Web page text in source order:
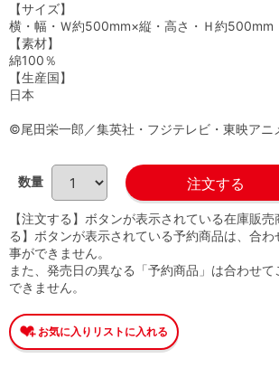
【サイズ】
横・幅・Ｗ約500mm×縦・高さ・Ｈ約500mm
【素材】
綿100％
【生産国】
日本
©尾田栄一郎／集英社・フジテレビ・東映アニ
数量
【注文する】ボタンが表示されている在庫販
る】ボタンが表示されている予約商品は、合わ
事ができません。
また、発売日の異なる「予約商品」は合わせ
できません。